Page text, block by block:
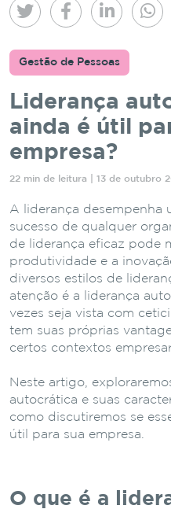
Gestão de Pessoas
Liderança
ainda é útil
empresa?
22 min de leitura | 13 de outubro
A liderança desempenha
sucesso de qualquer
de liderança eficaz pode
produtividade e a
diversos estilos de
atenção é a liderança
vezes seja vista com
tem suas próprias
certos contextos
Neste artigo,
autocrática e suas
como discutiremos se
útil para sua empresa.
O que é a